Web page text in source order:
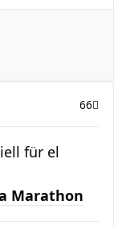
66
für el
Marathon